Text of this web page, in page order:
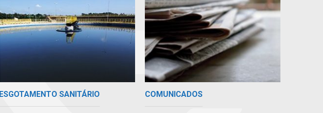
ESGOTAMENTO SANITÁRIO COMUNICADOS